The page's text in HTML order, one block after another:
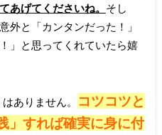
あげてくださいね。 そし
外と「カンタンだった！」
」と思ってくれていたら嬉
ありません。
コツコツと
」すれば確実に身に付